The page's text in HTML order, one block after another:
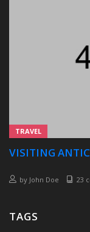
TRAVEL
VISITING
by John Doe 23
TAGS